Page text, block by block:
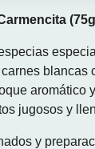
blancas
aromático
jugosos y
y